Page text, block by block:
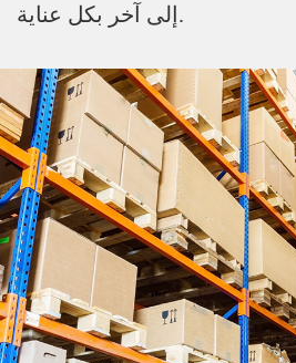
إلى آخر بكل عناية.